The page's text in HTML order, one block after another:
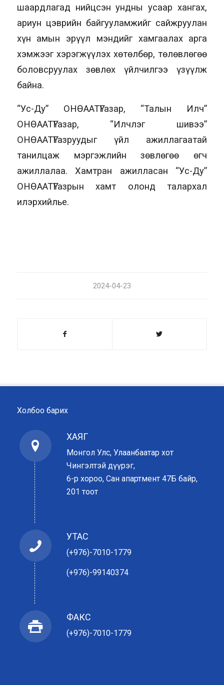
шаардлагад нийцсэн ундны усаар хангах,
ариун цэврийн байгууламжийг сайжруулан
хүн амын эрүүл мэндийг хамгаалах арга
хэмжээг хэрэгжүүлэх хөтөлбөр, төлөвлөгөө
боловсруулах зөвлөх үйлчилгээ үзүүлж
байна.
“Ус-Ду” ОНӨААТҮГазар, “Талын Илч”
ОНӨААТҮГазар, “Илчлэг шивээ”
ОНӨААТҮГазруудыг үйл ажиллагаатай
танилцаж мэргэжлийн зөвлөгөө өгч
ажиллалаа. Хамтран ажилласан “Ус-Ду”
ОНӨААТҮГазрын хамт олонд талархал
илэрхийлье.
2024-04-23
Холбоо барих
ХАЯГ
Монгол Улс, Улаанбаатар хот
Чингэлтэй дүүрэг,
6-р хороо, Сан апартмент 47Б байр,
201 тоот
УТАС
(+976)-7010-1779
(+976)-99140374
ФАКС
(+976)-7010-1779